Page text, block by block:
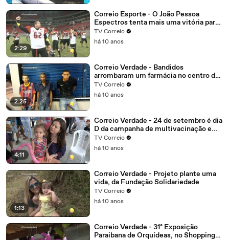
2:29
Correio Esporte - O João Pessoa
Espectros tenta mais uma vitória para
garantir vantagem
TV Correio
há 10 anos
2:25
Correio Verdade - Bandidos
arrombaram um farmácia no centro de
Campina Grande, o alarme disparou
eles não tiveram tempo de correr e
TV Correio
há 10 anos
4:11
Correio Verdade - 24 de setembro é dia
D da campanha de multivacinação em
João Pessoa
TV Correio
há 10 anos
1:13
Correio Verdade - Projeto plante uma
vida, da Fundação Solidariedade
TV Correio
há 10 anos
Correio Verdade - 31ª Exposição
Paraibana de Orquídeas, no Shopping